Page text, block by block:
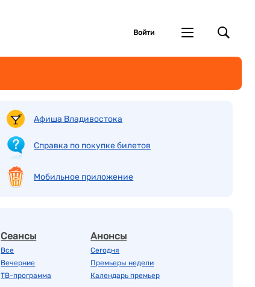
Войти
Афиша Владивостока
Справка по покупке билетов
Мобильное приложение
Сеансы
Все
Вечерние
ТВ-программа
Анонсы
Сегодня
Премьеры недели
Календарь премьер